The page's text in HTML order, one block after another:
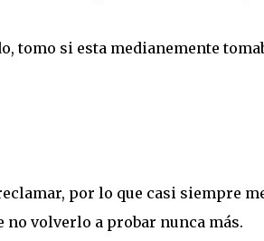
tomo si esta medianemente
por lo que casi siempre
no volverlo a probar nunca más.